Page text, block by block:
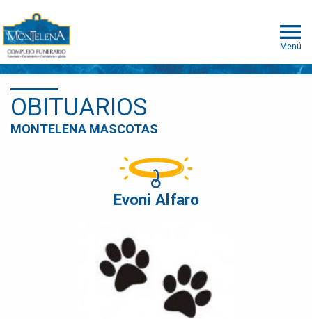
Menú
OBITUARIOS
MONTELENA MASCOTAS
Evoni Alfaro